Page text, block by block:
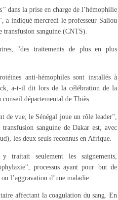
dans la prise en charge de l’hémophilie
a indiqué mercredi le professeur Saliou
transfusion sanguine (CNTS).
"des traitements de plus en plus
anti-hémophiles sont installés à
a-t-il dit lors de la célébration de la
départemental de Thiès.
de vue, le Sénégal joue un rôle leader",
sanguine de Dakar est, avec
les deux seuls reconnus en Afrique.
seulement les saignements,
processus ayant pour but de
l’aggravation d’une maladie.
affectant la coagulation du sang. En